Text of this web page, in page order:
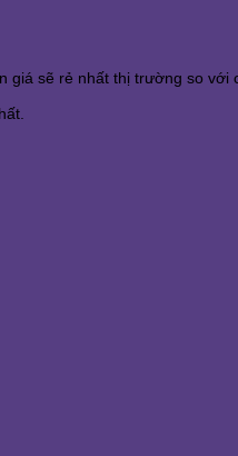
sẽ rẻ nhất thị trường so với